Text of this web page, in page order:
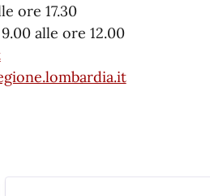
ore 17.30
alle ore 12.00